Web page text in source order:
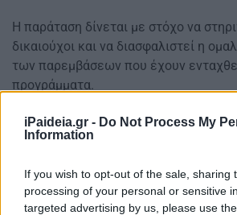
iPaideia.gr - Do Not Process My
Information
If you wish to opt-out of the sale, sharing
processing of your personal or sensitive
targeted advertising by us, please use
Η παράταση δίνεται με στόχο να
δικαιούχοι και να διασφαλιστεί η
των παρεμβάσεων που έχουν
προγράμματα.
Οριστική η νέα ημερομηνία
οριστική.
Λόγω της ολοκλήρωσης του Ταμείου